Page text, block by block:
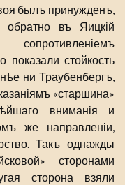
былъ принужденъ,
обратно въ Яицкій
показали стойкость
ни Траубенбергъ,
«старшина»
вниманія и
же направленіи,
Такъ однажды
сторонами
сторона взяли